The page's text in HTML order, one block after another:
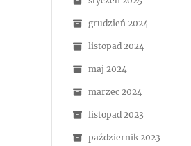
grudzień 2024
listopad 2024
maj 2024
marzec 2024
listopad 2023
październik 2023